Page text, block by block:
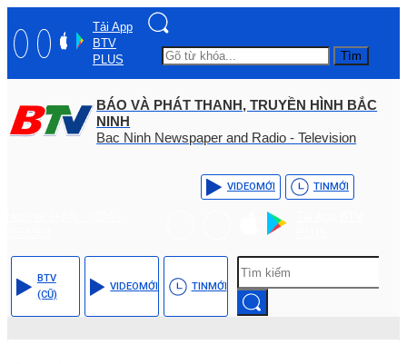
Tải App
BTV
PLUS
Tìm
BÁO VÀ PHÁT THANH, TRUYỀN HÌNH BẮC
NINH
Bac Ninh Newspaper and Radio - Television
VIDEOMỚI TINMỚI
BTV
(CŨ)
VIDEOMỚI TINMỚI